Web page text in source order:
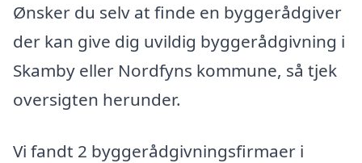
Ønsker du selv at finde en byggerådgiver
der kan give dig uvildig byggerådgivning i
Skamby eller Nordfyns kommune, så tjek
oversigten herunder.
Vi fandt 2 byggerådgivningsfirmaer i